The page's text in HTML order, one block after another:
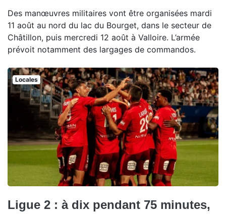
Des manœuvres militaires vont être organisées mardi
11 août au nord du lac du Bourget, dans le secteur de
Châtillon, puis mercredi 12 août à Valloire. L’armée
prévoit notamment des largages de commandos.
Locales
Ligue 2 : à dix pendant 75 minutes,